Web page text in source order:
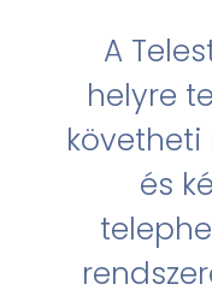
A
helyre
követheti
és